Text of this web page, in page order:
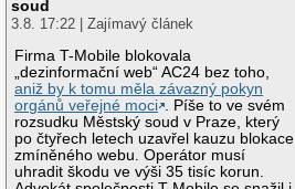
soud
3.8. 17:22 | Zajímavý článek
Firma T-Mobile blokovala
„dezinformační web“ AC24 bez toho,
aniž by k tomu měla závazný pokyn
orgánů veřejné moci
. Píše to ve svém
rozsudku Městský soud v Praze, který
po čtyřech letech uzavřel kauzu blokace
zmíněného webu. Operátor musí
uhradit škodu ve výši 35 tisíc korun.